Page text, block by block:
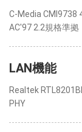
C-Media CMI9738
AC'97 2.2規格準拠
LAN機能
Realtek
PHY